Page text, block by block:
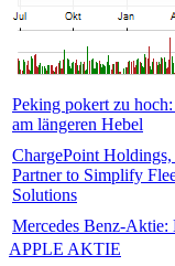
Peking pokert zu
am längeren Hebel
ChargePoint
Partner to Simplify
Solutions
Mercedes Benz-Aktie:
APPLE AKTIE